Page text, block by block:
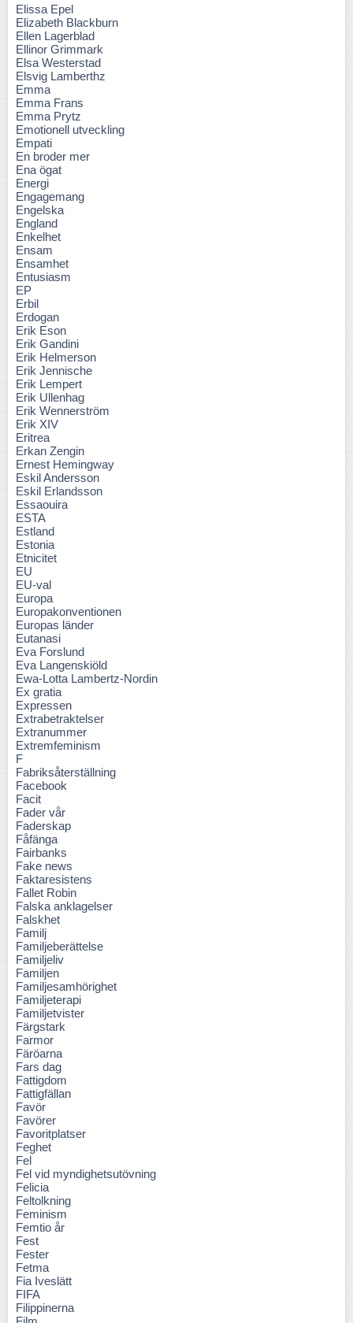
Elissa Epel
Elizabeth Blackburn
Ellen Lagerblad
Ellinor Grimmark
Elsa Westerstad
Elsvig Lamberthz
Emma
Emma Frans
Emma Prytz
Emotionell utveckling
Empati
En broder mer
Ena ögat
Energi
Engagemang
Engelska
England
Enkelhet
Ensam
Ensamhet
Entusiasm
EP
Erbil
Erdogan
Erik Eson
Erik Gandini
Erik Helmerson
Erik Jennische
Erik Lempert
Erik Ullenhag
Erik Wennerström
Erik XIV
Eritrea
Erkan Zengin
Ernest Hemingway
Eskil Andersson
Eskil Erlandsson
Essaouira
ESTA
Estland
Estonia
Etnicitet
EU
EU-val
Europa
Europakonventionen
Europas länder
Eutanasi
Eva Forslund
Eva Langenskiöld
Ewa-Lotta Lambertz-Nordin
Ex gratia
Expressen
Extrabetraktelser
Extranummer
Extremfeminism
F
Fabriksåterställning
Facebook
Facit
Fader vår
Faderskap
Fåfänga
Fairbanks
Fake news
Faktaresistens
Fallet Robin
Falska anklagelser
Falskhet
Familj
Familjeberättelse
Familjeliv
Familjen
Familjesamhörighet
Familjeterapi
Familjetvister
Färgstark
Farmor
Färöarna
Fars dag
Fattigdom
Fattigfällan
Favör
Favörer
Favoritplatser
Feghet
Fel
Fel vid myndighetsutövning
Felicia
Feltolkning
Feminism
Femtio år
Fest
Fester
Fetma
Fia Iveslätt
FIFA
Filippinerna